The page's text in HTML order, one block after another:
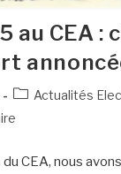
au CEA :
Actualités
CEA, nous